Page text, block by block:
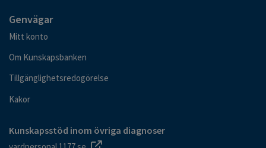
Genvägar
Mitt konto
Om Kunskapsbanken
Tillgänglighetsredogörelse
Kakor
Kunskapsstöd inom övriga diagnoser